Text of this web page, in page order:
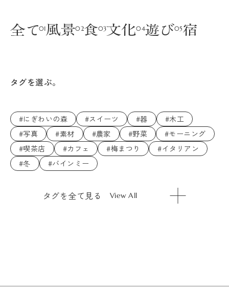
タグを選ぶ。
#にぎわいの森 #スイーツ #器
#木工
#写真
#素材 #農家 #野菜
#モーニング
#喫茶店
#カフェ #梅まつり
#イタリアン
#冬
#バインミー
タグを全て見る View All